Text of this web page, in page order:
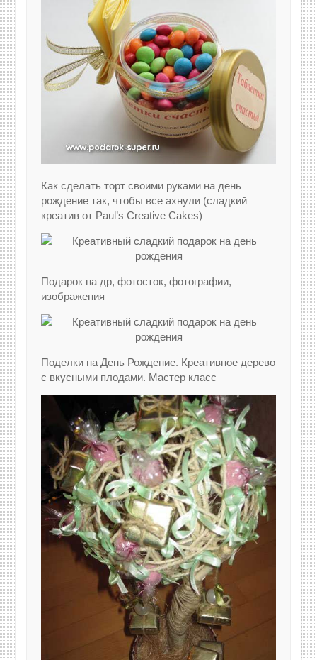
Как сделать торт своими руками на день
рождение так, чтобы все ахнули (сладкий
креатив от Paul’s Creative Cakes)
Подарок на др, фотосток, фотографии,
изображения
Поделки на День Рождение. Креативное дерево
с вкусными плодами. Мастер класс